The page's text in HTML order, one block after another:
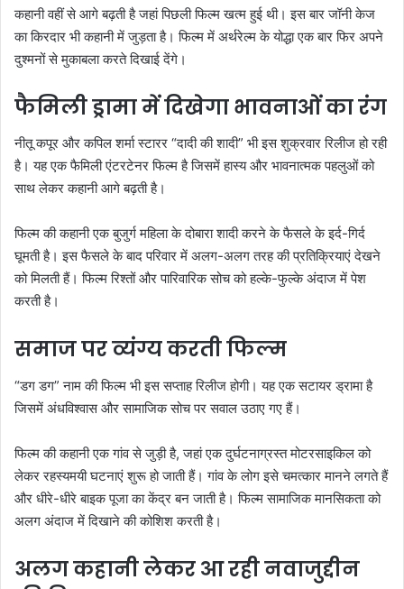
कहानी वहीं से आगे बढ़ती है जहां पिछली फिल्म खत्म हुई थी। इस बार जॉनी केज
का किरदार भी कहानी में जुड़ता है। फिल्म में अर्थरेल्म के योद्धा एक बार फिर अपने
दुश्मनों से मुकाबला करते दिखाई देंगे।
फैमिली ड्रामा में दिखेगा भावनाओं का रंग
नीतू कपूर और कपिल शर्मा स्टारर “दादी की शादी” भी इस शुक्रवार रिलीज हो रही
है। यह एक फैमिली एंटरटेनर फिल्म है जिसमें हास्य और भावनात्मक पहलुओं को
साथ लेकर कहानी आगे बढ़ती है।
फिल्म की कहानी एक बुजुर्ग महिला के दोबारा शादी करने के फैसले के इर्द-गिर्द
घूमती है। इस फैसले के बाद परिवार में अलग-अलग तरह की प्रतिक्रियाएं देखने
को मिलती हैं। फिल्म रिश्तों और पारिवारिक सोच को हल्के-फुल्के अंदाज में पेश
करती है।
समाज पर व्यंग्य करती फिल्म
“डग डग” नाम की फिल्म भी इस सप्ताह रिलीज होगी। यह एक सटायर ड्रामा है
जिसमें अंधविश्वास और सामाजिक सोच पर सवाल उठाए गए हैं।
फिल्म की कहानी एक गांव से जुड़ी है, जहां एक दुर्घटनाग्रस्त मोटरसाइकिल को
लेकर रहस्यमयी घटनाएं शुरू हो जाती हैं। गांव के लोग इसे चमत्कार मानने लगते हैं
और धीरे-धीरे बाइक पूजा का केंद्र बन जाती है। फिल्म सामाजिक मानसिकता को
अलग अंदाज में दिखाने की कोशिश करती है।
अलग कहानी लेकर आ रही नवाजुद्दीन